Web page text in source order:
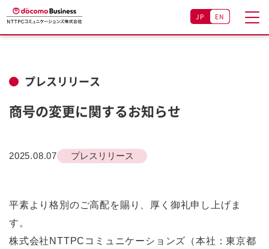
JP EN
プレスリリース
商号の変更に関するお知らせ
2025.08.07 プレスリリース
平素より格別のご高配を賜り、厚く御礼申し上げま
す。
株式会社NTTPCコミュニケーションズ（本社：東京都